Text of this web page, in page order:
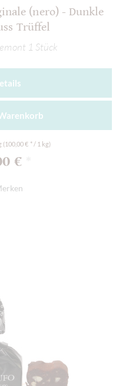
(nero) - Dunkle
Trüffel
1 Stück
(100,00 € * / 1 kg)
€